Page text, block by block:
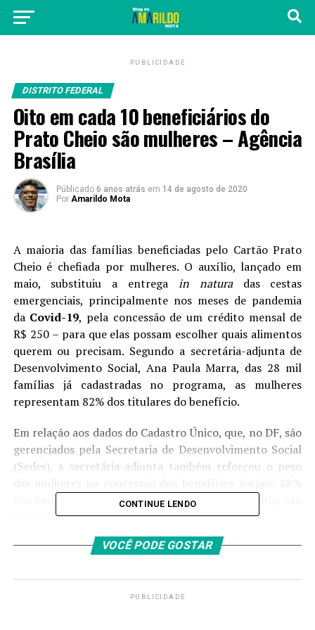
PUBLICIDADE
DISTRITO FEDERAL
Oito em cada 10 beneficiários do
Prato Cheio são mulheres – Agência
Brasília
Públicado 6 anos atrás em 14 de agosto de 2020
Por Amarildo Mota
A maioria das famílias beneficiadas pelo Cartão Prato
Cheio é chefiada por mulheres. O auxílio, lançado em
maio, substituiu a entrega in naturadas cestas
emergenciais, principalmente nos meses de pandemia
da Covid-19, pela concessão de um crédito mensal de
R$ 250 – para que elas possam escolher quais alimentos
querem ou precisam. Segundo a secretária-adjunta de
Desenvolvimento Social, Ana Paula Marra, das 28 mil
famílias já cadastradas no programa, as mulheres
representam 82% dos titulares do benefício.
Em relação aos dados do Cadastro Único, que, no DF, são
gerenciados pela Secretaria de Desenvolvimento Social
(Sedes), a secretária-adjunta também reforçou o peso
dos beneficiários do DF Sem Miséria, por exemplo, são
mulheres.
O programa atende as famílias em situação de extrema
prioridade é para a família mononuclear – e quando
colocamos assim é para não distinguir o gênero, mas por
CONTINUE LENDO
VOCÊ PODE GOSTAR
PUBLICIDADE